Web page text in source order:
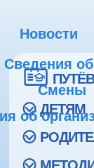
Новости
Сведения
Смены
об ДЕТЯМ